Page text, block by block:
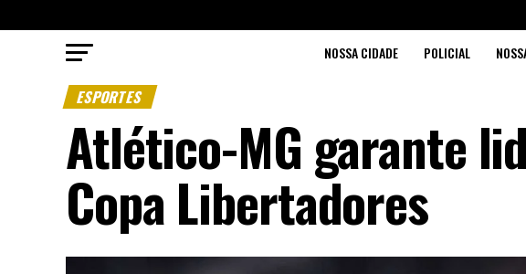
NOSSA CIDADE POLICIAL
ESPORTES
Atlético-MG garante
Copa Libertadores